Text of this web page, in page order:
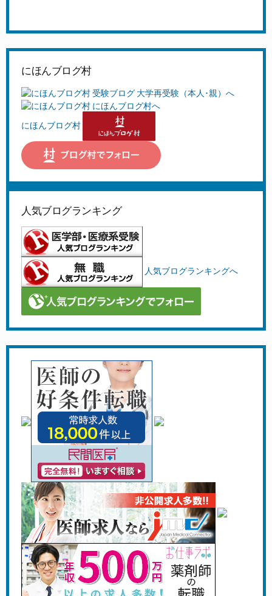
にほんブログ村
にほんブログ村
人気ブログランキング
人気ブログランキングへ